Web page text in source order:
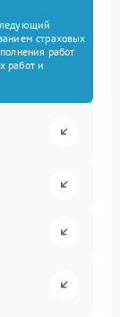
страховых
работ
работ и